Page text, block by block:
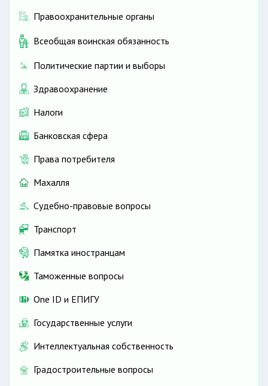
Правоохранительные органы
Всеобщая воинская обязанность
Политические партии и выборы
Здравоохранение
Налоги
Банковская сфера
Права потребителя
Махалля
Судебно-правовые вопросы
Транспорт
Памятка иностранцам
Таможенные вопросы
One ID и ЕПИГУ
Государственные услуги
Интеллектуальная собственность
Градостроительные вопросы